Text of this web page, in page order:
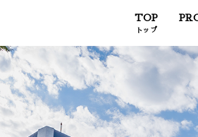
TOP
トップ